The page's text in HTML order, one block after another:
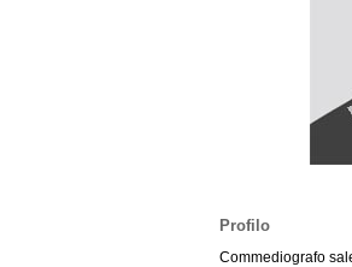
Profilo
Commediografo